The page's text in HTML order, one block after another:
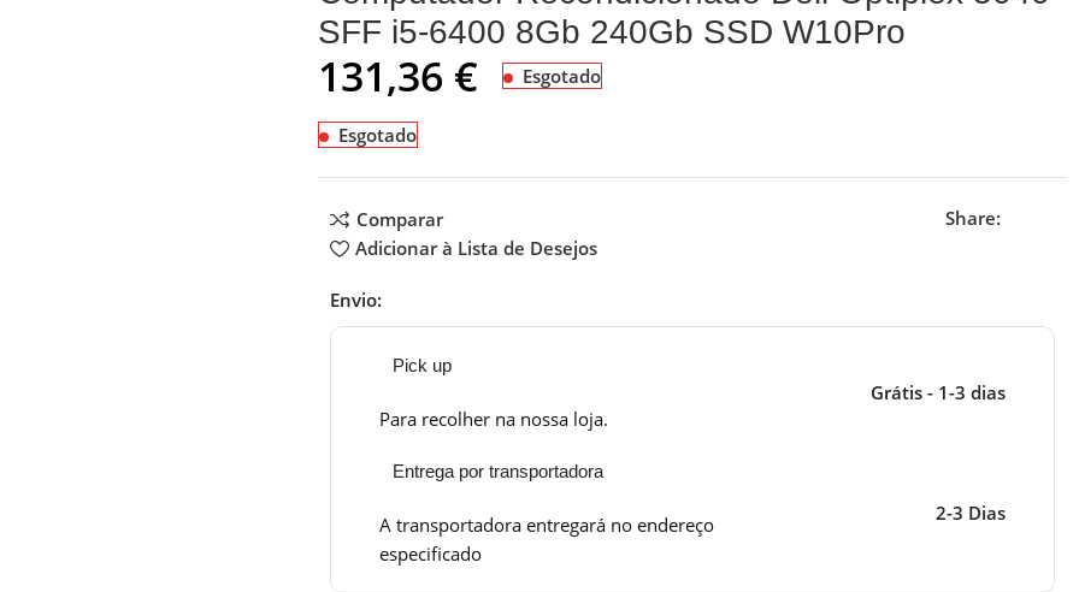
SFF i5-6400 8Gb 240Gb SSD W10Pro
131,36 € Esgotado
Esgotado
Comparar
Adicionar à Lista de Desejos
Share:
Envio:
Pick up
Para recolher na nossa loja.
Grátis - 1-3 dias
Entrega por transportadora
A transportadora entregará no endereço
especificado
2-3 Dias